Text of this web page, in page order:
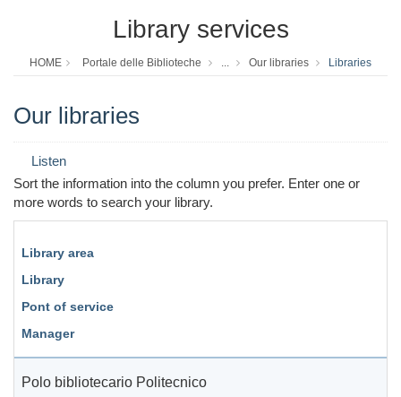
Library services
HOME Portale delle Biblioteche ... Our libraries Libraries
Our libraries
Listen
Sort the information into the column you prefer. Enter one or
more words to search your library.
Library area
Library
Pont of service
Manager
Polo bibliotecario Politecnico